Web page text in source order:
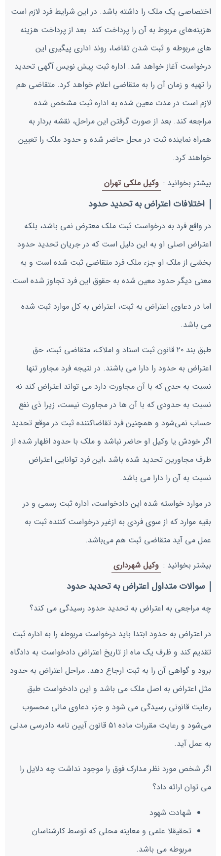
اختصاصی یک ملک را داشته باشد. در این شرایط فرد لازم است
هزینه‌های مربوط به آن را پرداخت کند. بعد از پرداخت هزینه
های مربوطه و ثبت شدن تقاضا، روند اداری پیگیری این
درخواست آغاز خواهد شد. اداره ثبت پیش نویس آگهی تحدید
را تهیه و زمان آن را به متقاضی اعلام خواهد کرد. متقاضی هم
لازم است در مدت معین شده به اداره ثبت مشخص شده
مراجعه کند. بعد از صورت گرفتن این مراحل، نقشه بردار به
همراه نماینده ثبت در محل حاضر شده و حدود ملک را تعیین
خواهند کرد.
بیشتر بخوانید : وکیل ملکی تهران
اختلافات اعتراض به تحدید حدود
در واقع فرد به درخواست ثبت ملک معترض نمی باشد، بلکه
اعتراض اصلی او به این دلیل است که در جریان تحدید حدود
بخشی از ملک او جزء ملک فرد متقاضی ثبت شده است و به
معنی دیگر حدود معین شده به حقوق این فرد تجاوز شده است.
اما در دعاوی اعتراض به ثبت، اعتراض به کل موارد ثبت شده
می باشد.
طبق بند ۲۰ قانون ثبت اسناد و املاک، متقاضی ثبت، حق
اعتراض به حدود را دارا می باشند. در نتیجه فرد مجاور تنها
نسبت به حدی که با آن مجاورت دارد می ‌تواند اعتراض کند نه
نسبت به حدودی که با آن ها در مجاورت نیست، زیرا ذی نفع
حساب نمی‌شود و همچنین فرد تقاضاکننده ثبت در موقع تحدید
اگر خودش یا وکیل او حاضر نباشد و ملک با حدود اظهار شده از
طرف مجاورین تحدید شده باشد ،این فرد توانایی اعتراض
نسبت به آن را دارا می باشد.
در موارد خواسته شده این دادخواست، اداره ثبت رسمی و در
بقیه موارد که از سوی فردی به ازغیر درخواست کننده ثبت به
عمل می‌ آید متقاضی ثبت هم می‌باشد.
بیشتر بخوانید : وکیل شهرداری
سوالات متداول اعتراض به تحدید حدود
چه مراجعی به اعتراض به تحدید حدود رسیدگی می کند؟
در اعتراض به حدود ابتدا باید درخواست مربوطه را به اداره ثبت
تقدیم کند و ظرف یک ماه از تاریخ اعتراض دادخواست به دادگاه
برود و گواهی آن را به ثبت ارجاع دهد. مراحل اعتراض به حدود
مثل اعتراض به اصل ملک می باشد و این دادخواست طبق
رعایت قانونی رسیدگی می شود و جزء دعاوی مالی محسوب
می‌شود و رعایت مقررات ماده ۵۱ قانون آیین نامه دادرسی مدنی
به عمل آید.
اگر شخص مورد نظر مدارک فوق را موجود نداشت چه دلایل را
می توان ارائه داد؟
شهادت شهود
تحقیقلا علمی و معاینه محلی که توسط کارشناسان
مربوطه می باشد.